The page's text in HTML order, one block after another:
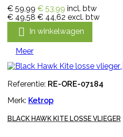
€ 59,99 € 53,99 incl. btw
€ 49,58 € 44,62 excl. btw
 In winkelwagen
Meer
Referentie: RE-ORE-07184
Merk: Ketrop
BLACK HAWK KITE LOSSE VLIEGER